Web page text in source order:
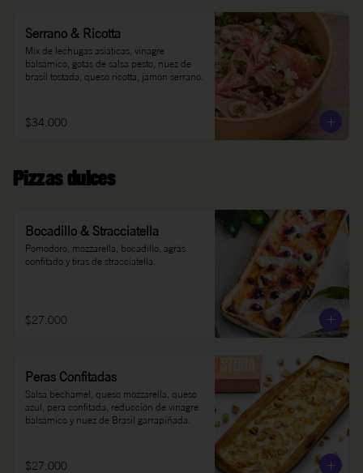
Serrano & Ricotta
Mix de lechugas asiáticas, vinagre
balsámico, gotas de salsa pesto, nuez de
brasil tostada, queso ricotta, jamón serrano.
$34.000
Pizzas dulces
Bocadillo & Stracciatella
Pomodoro, mozzarella, bocadillo, agrás
confitado y tiras de stracciatella.
$27.000
Peras Confitadas
Salsa bechamel, queso mozzarella, queso
azul, pera confitada, reducción de vinagre
balsámico y nuez de Brasil garrapiñada.
$27.000